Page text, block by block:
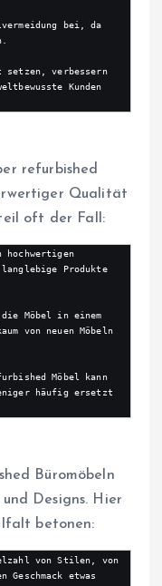
bei, da
setzen, verbessern
Kunden
refurbished
Qualität
oft der Fall:
hochwertigen
Produkte
Möbel in einem
von neuen Möbeln
Möbel kann
häufig ersetzt
Büromöbeln
Designs. Hier
betonen:
von Stilen, von
etwas